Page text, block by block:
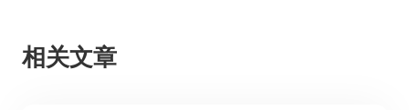
相关文章